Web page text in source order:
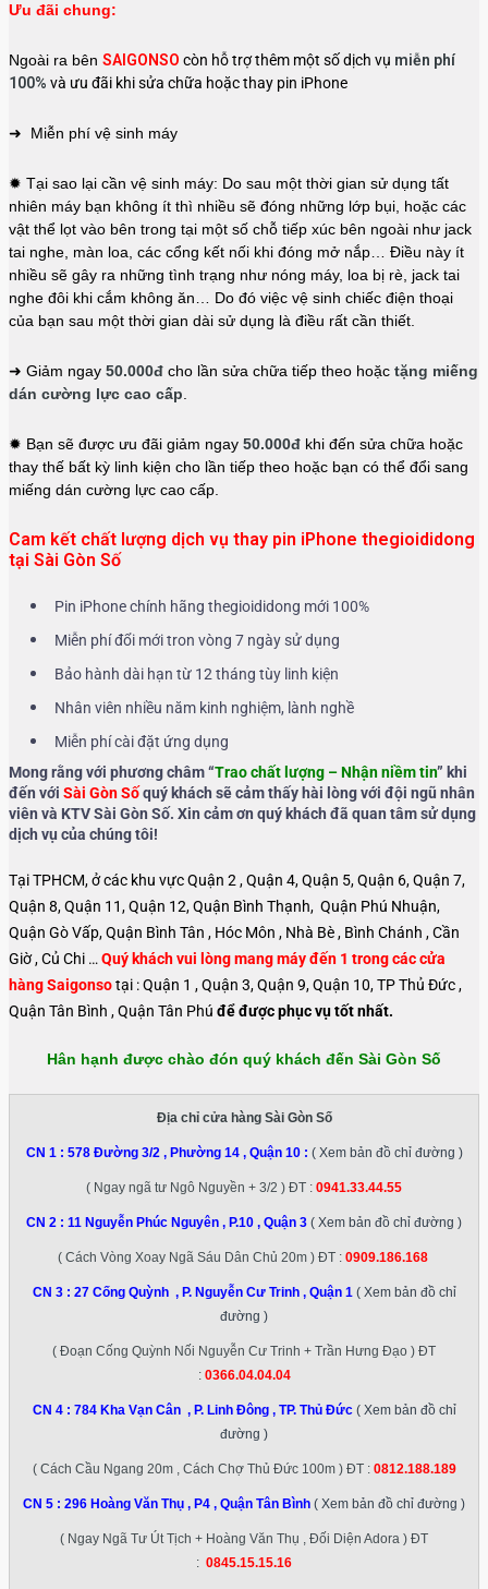
Ưu đãi chung:
Ngoài ra bên SAIGONSO còn hỗ trợ thêm một số dịch vụ miễn phí
100% và ưu đãi khi sửa chữa hoặc thay pin iPhone
➜ Miễn phí vệ sinh máy
✹ Tại sao lại cần vệ sinh máy: Do sau một thời gian sử dụng tất
nhiên máy bạn không ít thì nhiều sẽ đóng những lớp bụi, hoặc các
vật thể lọt vào bên trong tại một số chỗ tiếp xúc bên ngoài như jack
tai nghe, màn loa, các cổng kết nối khi đóng mở nắp… Điều này ít
nhiều sẽ gây ra những tình trạng như nóng máy, loa bị rè, jack tai
nghe đôi khi cắm không ăn… Do đó việc vệ sinh chiếc điện thoại
của bạn sau một thời gian dài sử dụng là điều rất cần thiết.
➜ Giảm ngay 50.000đ cho lần sửa chữa tiếp theo hoặc tặng miếng
dán cường lực cao cấp.
✹ Bạn sẽ được ưu đãi giảm ngay 50.000đ khi đến sửa chữa hoặc
thay thế bất kỳ linh kiện cho lần tiếp theo hoặc bạn có thể đổi sang
miếng dán cường lực cao cấp.
Cam kết chất lượng dịch vụ thay pin iPhone thegioididong
tại Sài Gòn Số
Pin iPhone chính hãng thegioididong mới 100%
Miễn phí đổi mới tron vòng 7 ngày sử dụng
Bảo hành dài hạn từ 12 tháng tùy linh kiện
Nhân viên nhiều năm kinh nghiệm, lành nghề
Miễn phí cài đặt ứng dụng
Mong rằng với phương châm “Trao chất lượng – Nhận niềm tin” khi
đến với Sài Gòn Sốquý khách sẽ cảm thấy hài lòng với đội ngũ nhân
viên và KTV Sài Gòn Số. Xin cảm ơn quý khách đã quan tâm sử dụng
dịch vụ của chúng tôi!
Tại TPHCM, ở các khu vực Quận 2 , Quận 4, Quận 5, Quận 6, Quận 7,
Quận 8, Quận 11, Quận 12, Quận Bình Thạnh, Quận Phú Nhuận,
Quận Gò Vấp, Quận Bình Tân , Hóc Môn , Nhà Bè , Bình Chánh , Cần
Giờ , Củ Chi … Quý khách vui lòng mang máy đến 1 trong các cửa
hàng Saigonsotại : Quận 1 , Quận 3, Quận 9, Quận 10, TP Thủ Đức ,
Quận Tân Bình , Quận Tân Phú để được phục vụ tốt nhất.
Hân hạnh được chào đón quý khách đến Sài Gòn Số
Địa chỉ cửa hàng Sài Gòn Số
CN 1 : 578 Đường 3/2 , Phường 14 , Quận 10: ( Xem bản đồ chỉ đường )
( Ngay ngã tư Ngô Nguyền + 3/2 ) ĐT : 0941.33.44.55
CN 2 : 11 Nguyễn Phúc Nguyên , P.10 , Quận 3 ( Xem bản đồ chỉ đường )
( Cách Vòng Xoay Ngã Sáu Dân Chủ 20m ) ĐT : 0909.186.168
CN 3 : 27 Cống Quỳnh , P. Nguyễn Cư Trinh , Quận 1 ( Xem bản đồ chỉ
đường )
( Đoạn Cống Quỳnh Nối Nguyễn Cư Trinh + Trần Hưng Đạo ) ĐT
: 0366.04.04.04
CN 4 : 784 Kha Vạn Cân , P. Linh Đông , TP. Thủ Đức( Xem bản đồ chỉ
đường )
( Cách Cầu Ngang 20m , Cách Chợ Thủ Đức 100m ) ĐT : 0812.188.189
CN 5 : 296 Hoàng Văn Thụ , P4 , Quận Tân Bình ( Xem bản đồ chỉ đường )
( Ngay Ngã Tư Út Tịch + Hoàng Văn Thụ , Đối Diện Adora ) ĐT
: 0845.15.15.16